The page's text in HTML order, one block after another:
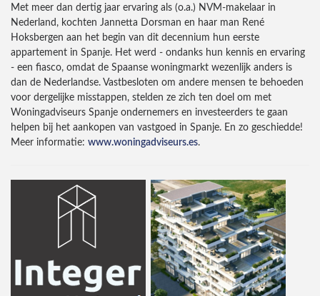
Met meer dan dertig jaar ervaring als (o.a.) NVM-makelaar in
Nederland, kochten Jannetta Dorsman en haar man René
Hoksbergen aan het begin van dit decennium hun eerste
appartement in Spanje. Het werd - ondanks hun kennis en ervaring
- een fiasco, omdat de Spaanse woningmarkt wezenlijk anders is
dan de Nederlandse. Vastbesloten om andere mensen te behoeden
voor dergelijke misstappen, stelden ze zich ten doel om met
Woningadviseurs Spanje ondernemers en investeerders te gaan
helpen bij het aankopen van vastgoed in Spanje. En zo geschiedde!
Meer informatie: www.woningadviseurs.es.